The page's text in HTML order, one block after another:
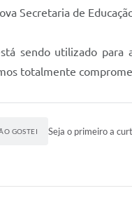
Secretaria de
sendo utilizado para
totalmente
GOSTEI Seja o primeiro a